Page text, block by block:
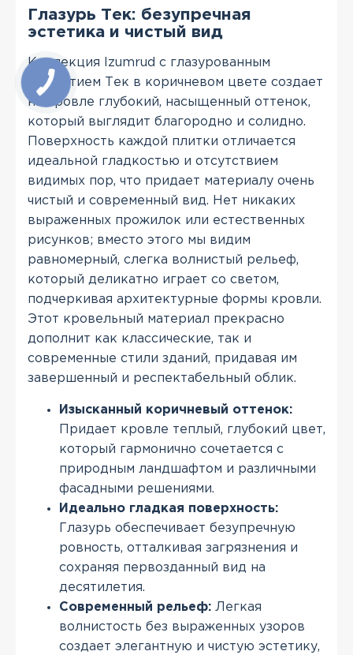
Глазурь Тек: безупречная
эстетика и чистый вид
Коллекция Izumrud с глазурованным
покрытием Тек в коричневом цвете создает
на кровле глубокий, насыщенный оттенок,
который выглядит благородно и солидно.
Поверхность каждой плитки отличается
идеальной гладкостью и отсутствием
видимых пор, что придает материалу очень
чистый и современный вид. Нет никаких
выраженных прожилок или естественных
рисунков; вместо этого мы видим
равномерный, слегка волнистый рельеф,
который деликатно играет со светом,
подчеркивая архитектурные формы кровли.
Этот кровельный материал прекрасно
дополнит как классические, так и
современные стили зданий, придавая им
завершенный и респектабельный облик.
Изысканный коричневый оттенок:
Придает кровле теплый, глубокий цвет,
который гармонично сочетается с
природным ландшафтом и различными
фасадными решениями.
Идеально гладкая поверхность:
Глазурь обеспечивает безупречную
ровность, отталкивая загрязнения и
сохраняя первозданный вид на
десятилетия.
Современный рельеф: Легкая
волнистость без выраженных узоров
создает элегантную и чистую эстетику,